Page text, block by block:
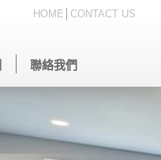
HOME CONTACT US
聯絡我們